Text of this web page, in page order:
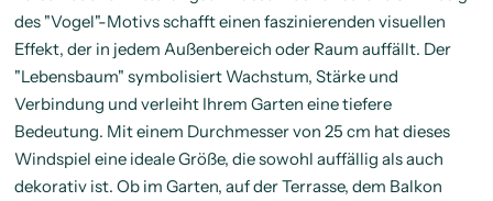
des "Vogel"-Motivs schafft einen faszinierenden visuellen
Effekt, der in jedem Außenbereich oder Raum auffällt. Der
"Lebensbaum" symbolisiert Wachstum, Stärke und
Verbindung und verleiht Ihrem Garten eine tiefere
Bedeutung. Mit einem Durchmesser von 25 cm hat dieses
Windspiel eine ideale Größe, die sowohl auffällig als auch
dekorativ ist. Ob im Garten, auf der Terrasse, dem Balkon